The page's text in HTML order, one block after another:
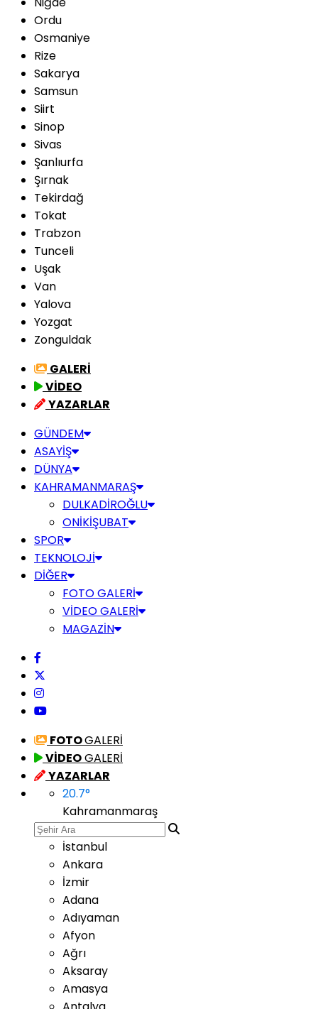
Ordu
Osmaniye
Rize
Sakarya
Samsun
Siirt
Sinop
Sivas
Şanlıurfa
Şırnak
Tekirdağ
Tokat
Trabzon
Tunceli
Uşak
Van
Yalova
Yozgat
Zonguldak
GALERİ
VİDEO
YAZARLAR
GÜNDEM
ASAYİŞ
DÜNYA
KAHRAMANMARAŞ
DULKADİROĞLU
ONİKİŞUBAT
SPOR
TEKNOLOJİ
DİĞER
FOTO GALERİ
VİDEO GALERİ
MAGAZİN
FOTOGALERİ
VİDEOGALERİ
YAZARLAR
20.7°
Kahramanmaraş
İstanbul
Ankara
İzmir
Adana
Adıyaman
Afyon
Ağrı
Aksaray
Amasya